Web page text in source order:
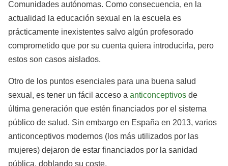
Comunidades autónomas. Como consecuencia, en la
actualidad la educación sexual en la escuela es
prácticamente inexistentes salvo algún profesorado
comprometido que por su cuenta quiera introducirla, pero
estos son casos aislados.
Otro de los puntos esenciales para una buena salud
sexual, es tener un fácil acceso a anticonceptivos de
última generación que estén financiados por el sistema
público de salud. Sin embargo en España en 2013, varios
anticonceptivos modernos (los más utilizados por las
mujeres) dejaron de estar financiados por la sanidad
pública, doblando su coste.